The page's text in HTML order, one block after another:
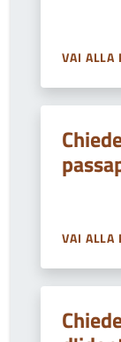
VAI ALLA
VAI ALLA